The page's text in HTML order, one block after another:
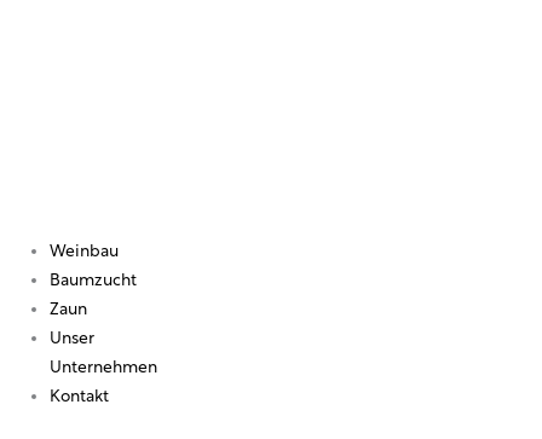
Weinbau
Baumzucht
Zaun
Unser
Unternehmen
Kontakt
TUTEURBEFESTIGUNG AT20